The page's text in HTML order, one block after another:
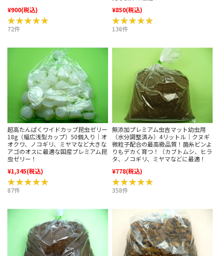
¥900(税込)
★★★★★
★★★★★
72件
¥850(税込)
★★★★★
★★★★★
136件
超高たんぱくワイドカップ昆虫ゼリー
18g（幅広浅型カップ）50個入り｜オ
オクワ、ノコギリ、ミヤマなど大きな
アゴのオスに最適な国産プレミアム昆
虫ゼリー！
¥1,345(税込)
★★★★★
★★★★★
87件
無添加プレミアム虫吉マット幼虫用
（水分調整済み）4リットル｜クヌギ
微粒子配合の最高級品質！菌糸ビンよ
りもデカく育つ！（カブトムシ、ヒラ
タ、ノコギリ、ミヤマなどに最適！
¥778(税込)
★★★★★
★★★★★
358件